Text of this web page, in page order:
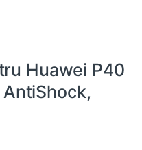
Huawei P40